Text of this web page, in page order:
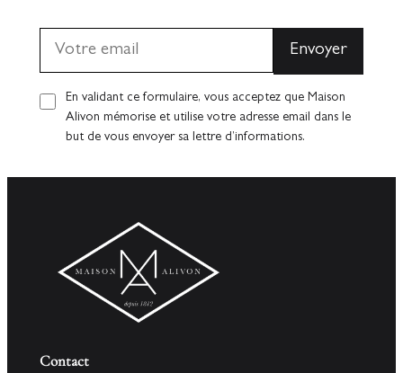
En validant ce formulaire, vous acceptez que Maison
Alivon mémorise et utilise votre adresse email dans le
but de vous envoyer sa lettre d’informations.
Contact